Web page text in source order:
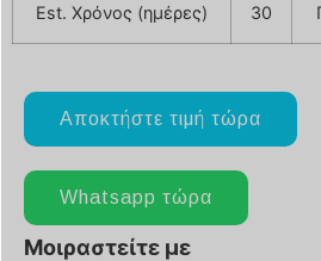
Est. Χρόνος (ημέρες) 30
Αποκτήστε τιμή τώρα
Whatsapp τώρα
Μοιραστείτε με